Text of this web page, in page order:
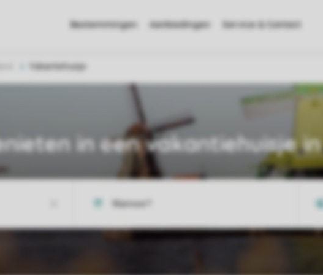
Bestemmingen Aanbiedingen Service & Contact
Vakantiehuisje